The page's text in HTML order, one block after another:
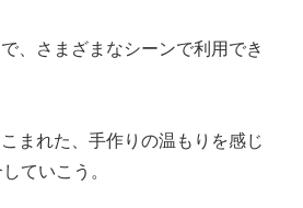
、さまざまなシーンで利用でき
まれた、手作りの温もりを感じ
ていこう。